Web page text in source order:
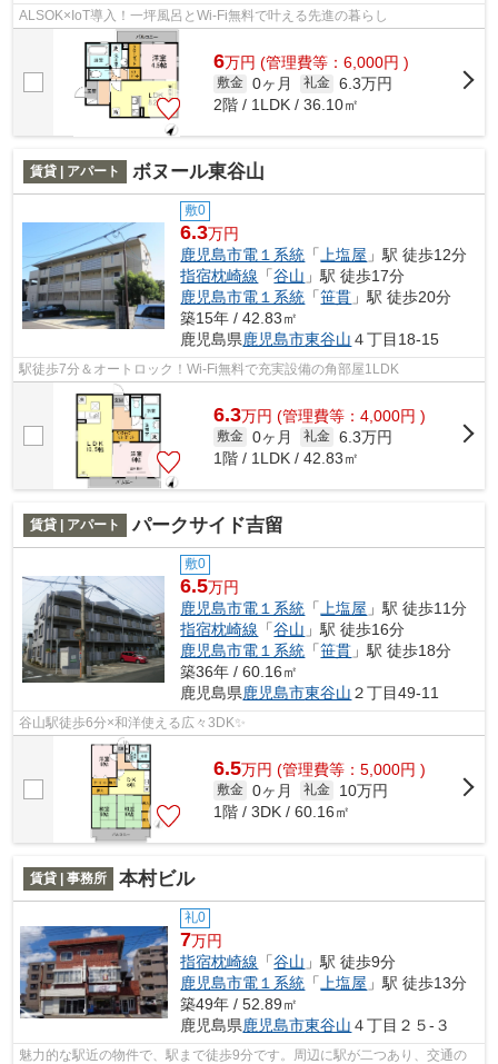
ALSOK×IoT導入！一坪風呂とWi-Fi無料で叶える先進の暮らし
6万円 (管理費等：6,000円 )
敷金 0ヶ月 礼金 6.3万円
2階 / 1LDK / 36.10㎡
賃貸 | アパート ボヌール東谷山
敷0
6.3万円
鹿児島市電１系統 「上塩屋 」駅 徒歩12分
指宿枕崎線 「谷山 」駅 徒歩17分
鹿児島市電１系統 「笹貫 」駅 徒歩20分
築15年 / 42.83㎡
鹿児島県鹿児島市東谷山 ４丁目18-15
駅徒歩7分＆オートロック！Wi-Fi無料で充実設備の角部屋1LDK
6.3万円 (管理費等：4,000円 )
敷金 0ヶ月 礼金 6.3万円
1階 / 1LDK / 42.83㎡
賃貸 | アパート パークサイド吉留
敷0
6.5万円
鹿児島市電１系統 「 上塩屋 」駅 徒歩11分
指宿枕崎線 「谷山 」駅 徒歩16分
鹿児島市電１系統 「笹貫 」駅 徒歩18分
築36年 / 60.16㎡
鹿児島県鹿児島市東谷山 ２丁目49-11
谷山駅徒歩6分×和洋使える広々3DK✨
6.5万円 (管理費等：5,000円 )
敷金 0ヶ月 礼金
10万円
1階 / 3DK / 60.16㎡
賃貸 | 事務所 本村ビル
礼0
7万円
指宿枕崎線 「谷山 」駅 徒歩9分
鹿児島市電１系統 「 上塩屋 」駅 徒歩13分
築49年 / 52.89㎡
鹿児島県鹿児島市東谷山 ４丁目２５-３
魅力的な駅近の物件で、駅まで徒歩9分です。周辺に駅が二つあり、交通の